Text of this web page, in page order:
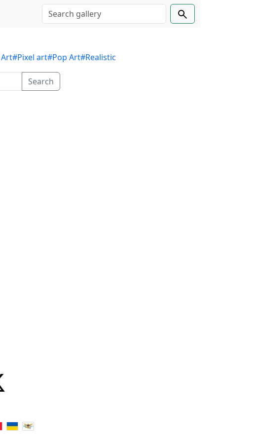
#Pixel art#Pop Art#Realistic
Search